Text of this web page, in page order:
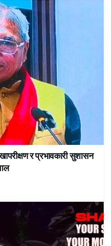
र प्रभावकारी सुशासन